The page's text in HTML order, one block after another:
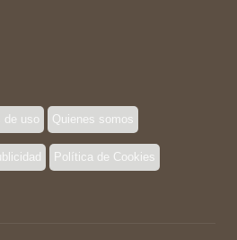
de uso Quienes somos
Política de Cookies